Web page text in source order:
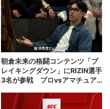
朝倉未来の格闘コンテンツ「ブ
レイキングダウン」にRIZIN選手
3名が参戦 プロvsアマチュア